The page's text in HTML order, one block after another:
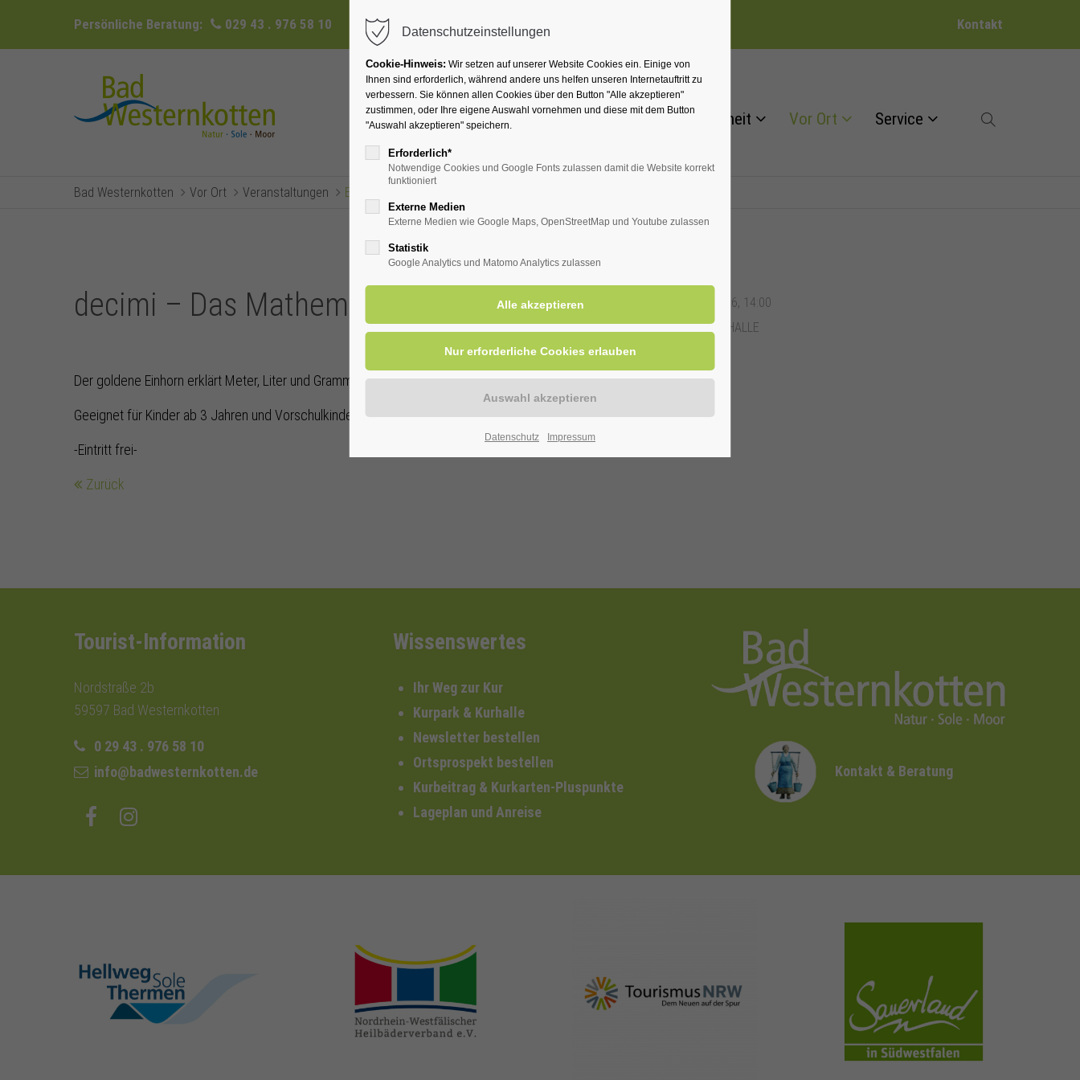
Persönliche Beratung: 029 43 . 976 58 10 info@badwesternkotten.de Kontakt
Ihr Heilbad Übernachten Für Ihre Gesundheit Vor Ort Service
Bad Westernkotten Vor Ort Veranstaltungen Eventsreader (Timeline)
decimi – Das Mathematik Puppentheater
08.07.2026, 14:00
ORT: KURHALLE
Der goldene Einhorn erklärt Meter, Liter und Gramm
Geeignet für Kinder ab 3 Jahren und Vorschulkinder
-Eintritt frei-
Zurück
Tourist-Information
Nordstraße 2b
59597 Bad Westernkotten
0 29 43 . 976 58 10
info@badwesternkotten.de
Wissenswertes
Ihr Weg zur Kur
Kurpark & Kurhalle
Newsletter bestellen
Ortsprospekt bestellen
Kurbeitrag & Kurkarten-Pluspunkte
Lageplan und Anreise
Kontakt & Beratung
hellweg-sole-
thermen.de
heilbaeder.de
nrw-tourismus.de sauerland.com
Datenschutzeinstellungen
Cookie-Hinweis: Wir setzen auf unserer Website Cookies ein. Einige von
Ihnen sind erforderlich, während andere uns helfen unseren Internetauftritt zu
verbessern. Sie können allen Cookies über den Button "Alle akzeptieren"
zustimmen, oder Ihre eigene Auswahl vornehmen und diese mit dem Button
"Auswahl akzeptieren" speichern.
Erforderlich*
Notwendige Cookies und Google Fonts zulassen damit die Website korrekt
funktioniert
Externe Medien
Externe Medien wie Google Maps, OpenStreetMap und Youtube zulassen
Statistik
Google Analytics und Matomo Analytics zulassen
Datenschutz Impressum